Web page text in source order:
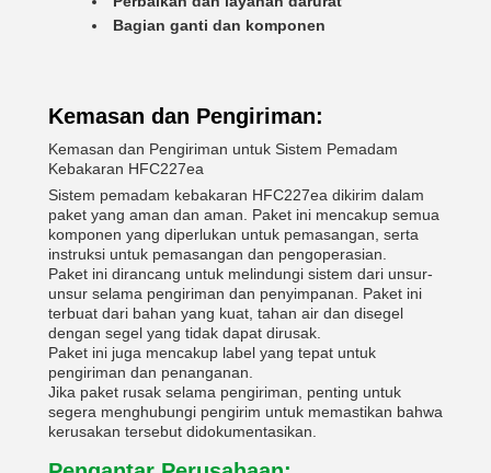
Bagian ganti dan komponen
Kemasan dan Pengiriman:
Kemasan dan Pengiriman untuk Sistem Pemadam
Kebakaran HFC227ea
Sistem pemadam kebakaran HFC227ea dikirim dalam
paket yang aman dan aman. Paket ini mencakup semua
komponen yang diperlukan untuk pemasangan, serta
instruksi untuk pemasangan dan pengoperasian.
Paket ini dirancang untuk melindungi sistem dari unsur-
unsur selama pengiriman dan penyimpanan. Paket ini
terbuat dari bahan yang kuat, tahan air dan disegel
dengan segel yang tidak dapat dirusak.
Paket ini juga mencakup label yang tepat untuk
pengiriman dan penanganan.
Jika paket rusak selama pengiriman, penting untuk
segera menghubungi pengirim untuk memastikan bahwa
kerusakan tersebut didokumentasikan.